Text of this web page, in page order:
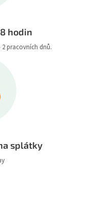
hodin
pracovních dnů.
splátky